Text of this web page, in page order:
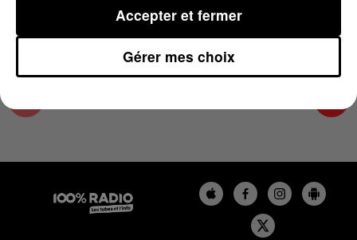
Gérer mes choix
Accepter et fermer